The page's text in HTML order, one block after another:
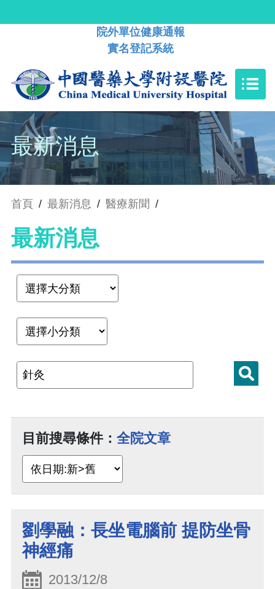
院外單位健康通報
實名登記系統
最新消息
首頁 / 最新消息 / 醫療新聞 /
最新消息
目前搜尋條件： 全院文章
劉學融：長坐電腦前 提防坐骨
神經痛
2013/12/8